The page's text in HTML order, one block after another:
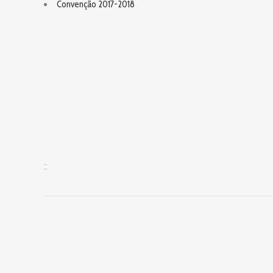
Convenção 2017-2018
::